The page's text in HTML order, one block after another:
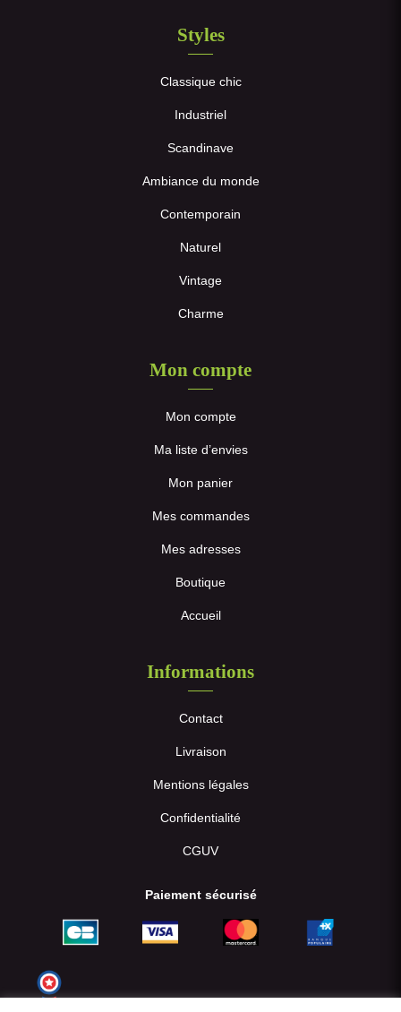
Styles
Classique chic
Industriel
Scandinave
Ambiance du monde
Contemporain
Naturel
Vintage
Charme
Mon compte
Mon compte
Ma liste d’envies
Mon panier
Mes commandes
Mes adresses
Boutique
Accueil
Informations
Contact
Livraison
Mentions légales
Confidentialité
CGUV
Paiement sécurisé